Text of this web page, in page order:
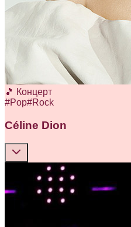
🎵 Концерт
#Pop#Rock
Céline Dion